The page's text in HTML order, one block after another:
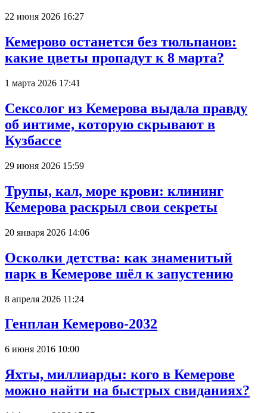
22 июня 2026 16:27
Кемерово останется без тюльпанов:
какие цветы пропадут к 8 марта?
1 марта 2026 17:41
Сексолог из Кемерова выдала правду
об интиме, которую скрывают в
Кузбассе
29 июня 2026 15:59
Трупы, кал, море крови: клининг
Кемерова раскрыл свои секреты
20 января 2026 14:06
Осколки детства: как знаменитый
парк в Кемерове шёл к запустению
8 апреля 2026 11:24
Генплан Кемерово-2032
6 июня 2016 10:00
Яхты, миллиарды: кого в Кемерове
можно найти на быстрых свиданиях?